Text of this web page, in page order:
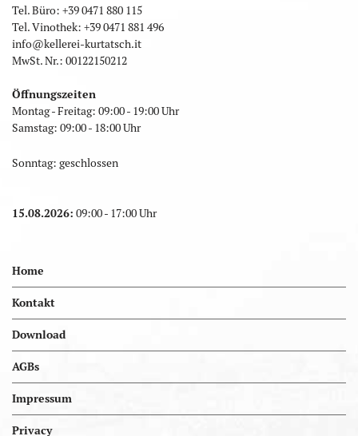
Tel. Büro: +39 0471 880 115
Tel. Vinothek: +39 0471 881 496
info@kellerei-kurtatsch.it
MwSt. Nr.: 00122150212
Öffnungszeiten
Montag - Freitag: 09:00 - 19:00 Uhr
Samstag: 09:00 - 18:00 Uhr
Sonntag: geschlossen
15.08.2026: 09:00 - 17:00 Uhr
Home
Kontakt
Download
AGBs
Impressum
Privacy